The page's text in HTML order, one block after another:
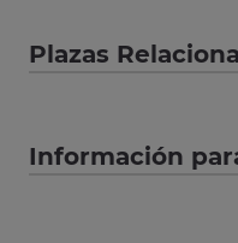
Plazas
Información